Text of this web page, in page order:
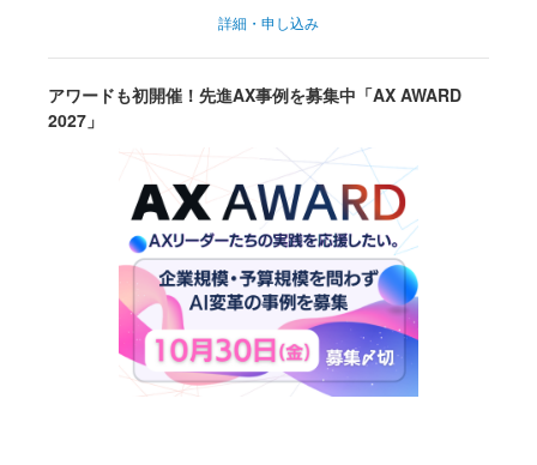
詳細・申し込み
アワードも初開催！先進AX事例を募集中「AX AWARD
2027」